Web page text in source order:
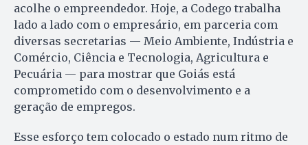
acolhe o empreendedor. Hoje, a Codego trabalha
lado a lado com o empresário, em parceria com
diversas secretarias — Meio Ambiente, Indústria e
Comércio, Ciência e Tecnologia, Agricultura e
Pecuária — para mostrar que Goiás está
comprometido com o desenvolvimento e a
geração de empregos.
Esse esforço tem colocado o estado num ritmo de